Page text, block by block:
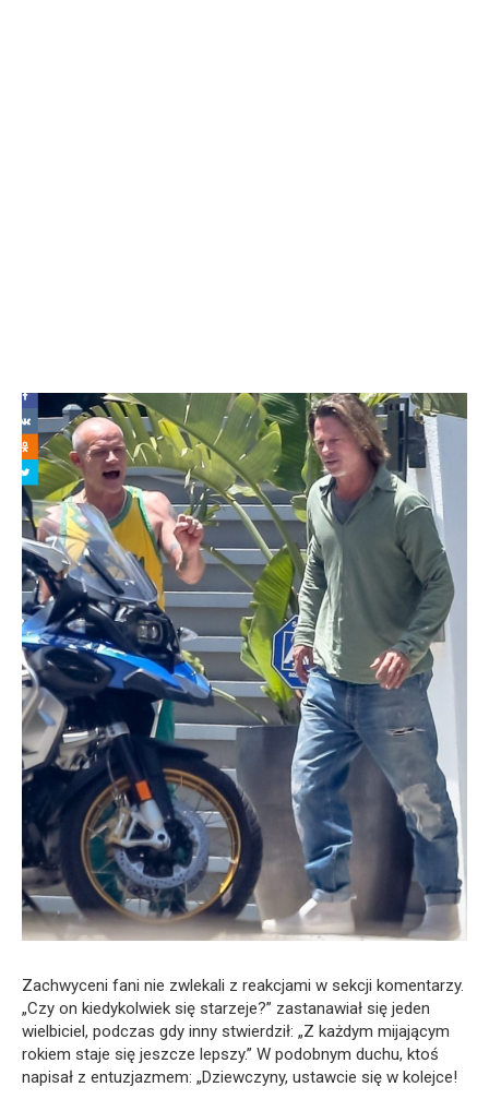
Zachwyceni fani nie zwlekali z reakcjami w sekcji komentarzy.
„Czy on kiedykolwiek się starzeje?” zastanawiał się jeden
wielbiciel, podczas gdy inny stwierdził: „Z każdym mijającym
rokiem staje się jeszcze lepszy.” W podobnym duchu, ktoś
napisał z entuzjazmem: „Dziewczyny, ustawcie się w kolejce!